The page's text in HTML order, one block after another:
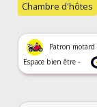
Chambre d'hôtes
Patron motard
Espace bien être -